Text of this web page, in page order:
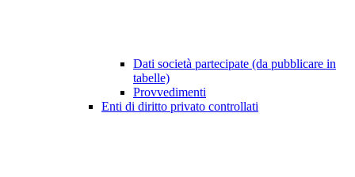
Dati società partecipate (da pubblicare in
tabelle)
Provvedimenti
Enti di diritto privato controllati